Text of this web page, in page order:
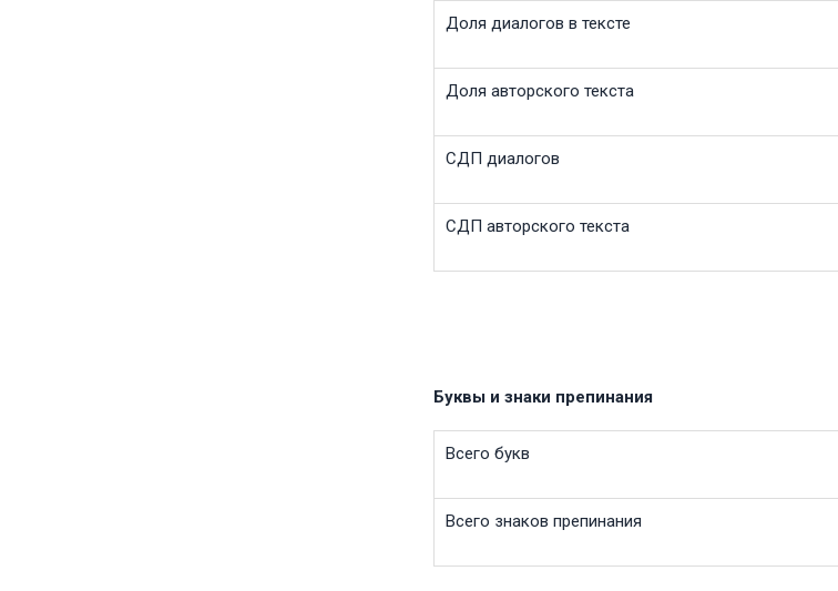
Доля диалогов в тексте
Доля авторского текста
СДП диалогов
СДП авторского текста
Буквы и знаки препинания
Всего букв
Всего знаков препинания